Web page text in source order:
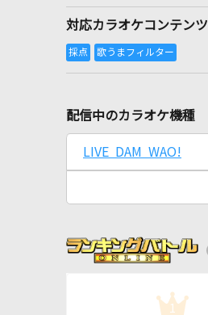
対応カラオケコンテンツ
配信中のカラオケ機種
LIVE DAM WAO!
1